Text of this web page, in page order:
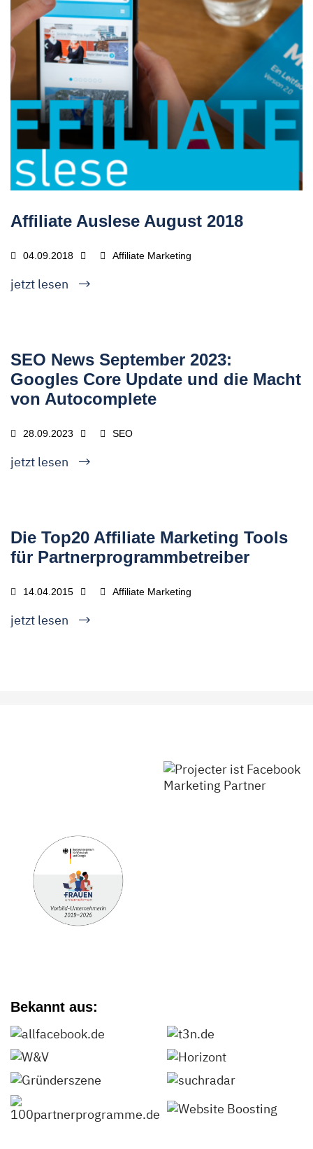
Affiliate Auslese August 2018
04.09.2018 Affiliate Marketing
jetzt lesen
SEO News September 2023:
Googles Core Update und die Macht
von Autocomplete
28.09.2023 SEO
jetzt lesen
Die Top20 Affiliate Marketing Tools
für Partnerprogrammbetreiber
14.04.2015 Affiliate Marketing
jetzt lesen
Bekannt aus: